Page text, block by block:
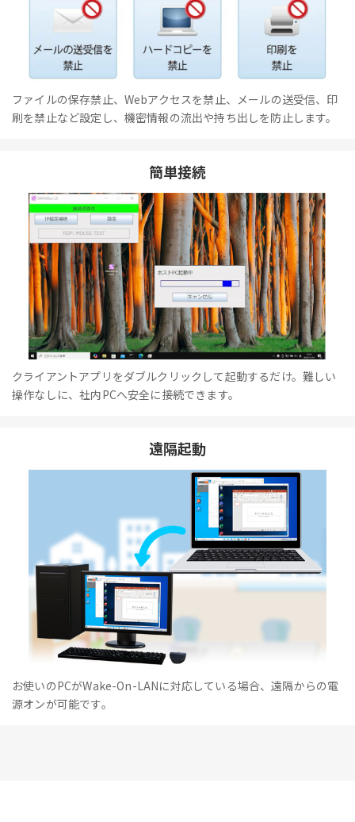
ファイルの保存禁止、Webアクセスを禁止、メールの送受信、印
刷を禁止など設定し、機密情報の流出や持ち出しを防止します。
簡単接続
クライアントアプリをダブルクリックして起動するだけ。難しい
操作なしに、社内PCへ安全に接続できます。
遠隔起動
お使いのPCがWake-On-LANに対応している場合、遠隔からの電
源オンが可能です。